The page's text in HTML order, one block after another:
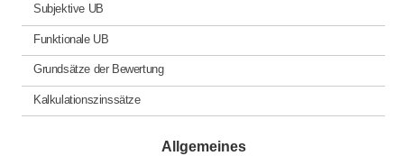
Subjektive UB
Funktionale UB
Grundsätze der Bewertung
Kalkulationszinssätze
Allgemeines